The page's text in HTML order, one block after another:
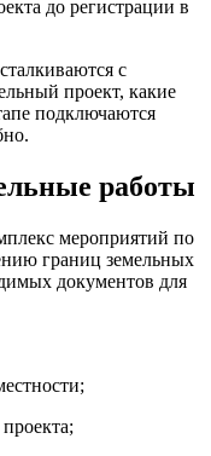
до регистрации в
с
проект, какие
подключаются
работы
мероприятий по
границ земельных
документов для